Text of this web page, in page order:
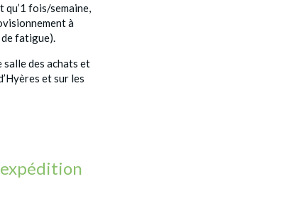
fois/semaine,
à
fatigue).
salle des achats et
et sur les